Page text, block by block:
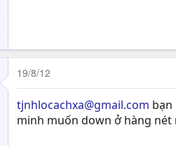
19/8/12
tjnhlocachxa@gmail.com bạn
minh muốn down ở hàng